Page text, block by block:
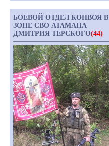
БОЕВОЙ ОТДЕЛ КОНВОЯ В
ЗОНЕ СВО АТАМАНА
ДМИТРИЯ ТЕРСКОГО(44)